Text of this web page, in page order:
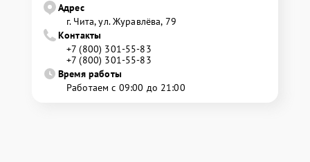
Адрес
г. Чита, ул. Журавлёва, 79
Контакты
+7 (800) 301-55-83
+7 (800) 301-55-83
Время работы
Работаем с 09:00 до 21:00